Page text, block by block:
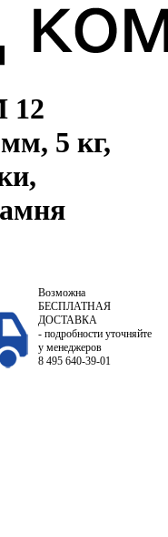
12
5 кг,
Возможна
БЕСПЛАТНАЯ
ДОСТАВКА
- подробности уточняйте
у менеджеров
8 495 640-39-01